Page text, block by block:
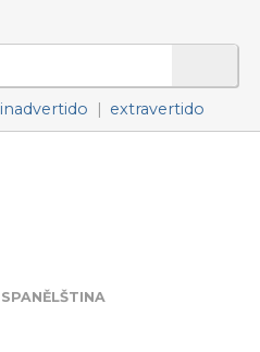
inadvertido | extravertido
SPANĚLŠTINA